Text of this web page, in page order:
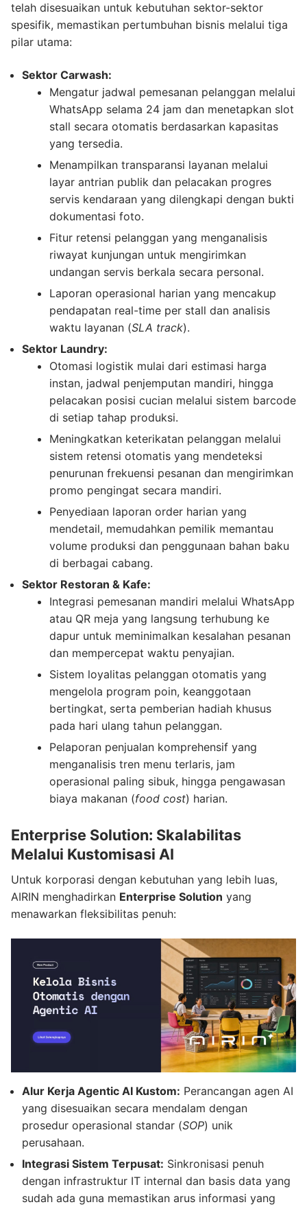
telah disesuaikan untuk kebutuhan sektor-sektor
spesifik, memastikan pertumbuhan bisnis melalui tiga
pilar utama:
Sektor Carwash:
Mengatur jadwal pemesanan pelanggan melalui
WhatsApp selama 24 jam dan menetapkan slot
stall secara otomatis berdasarkan kapasitas
yang tersedia.
Menampilkan transparansi layanan melalui
layar antrian publik dan pelacakan progres
servis kendaraan yang dilengkapi dengan bukti
dokumentasi foto.
Fitur retensi pelanggan yang menganalisis
riwayat kunjungan untuk mengirimkan
undangan servis berkala secara personal.
Laporan operasional harian yang mencakup
pendapatan real-time per stall dan analisis
waktu layanan (SLA track).
Sektor Laundry:
Otomasi logistik mulai dari estimasi harga
instan, jadwal penjemputan mandiri, hingga
pelacakan posisi cucian melalui sistem barcode
di setiap tahap produksi.
Meningkatkan keterikatan pelanggan melalui
sistem retensi otomatis yang mendeteksi
penurunan frekuensi pesanan dan mengirimkan
promo pengingat secara mandiri.
Penyediaan laporan order harian yang
mendetail, memudahkan pemilik memantau
volume produksi dan penggunaan bahan baku
di berbagai cabang.
Sektor Restoran & Kafe:
Integrasi pemesanan mandiri melalui WhatsApp
atau QR meja yang langsung terhubung ke
dapur untuk meminimalkan kesalahan pesanan
dan mempercepat waktu penyajian.
Sistem loyalitas pelanggan otomatis yang
mengelola program poin, keanggotaan
bertingkat, serta pemberian hadiah khusus
pada hari ulang tahun pelanggan.
Pelaporan penjualan komprehensif yang
menganalisis tren menu terlaris, jam
operasional paling sibuk, hingga pengawasan
biaya makanan (food cost) harian.
Enterprise Solution: Skalabilitas
Melalui Kustomisasi AI
Untuk korporasi dengan kebutuhan yang lebih luas,
AIRIN menghadirkan Enterprise Solution yang
menawarkan fleksibilitas penuh:
Alur Kerja Agentic AI Kustom: Perancangan agen AI
yang disesuaikan secara mendalam dengan
prosedur operasional standar (SOP) unik
perusahaan.
Integrasi Sistem Terpusat: Sinkronisasi penuh
dengan infrastruktur IT internal dan basis data yang
sudah ada guna memastikan arus informasi yang